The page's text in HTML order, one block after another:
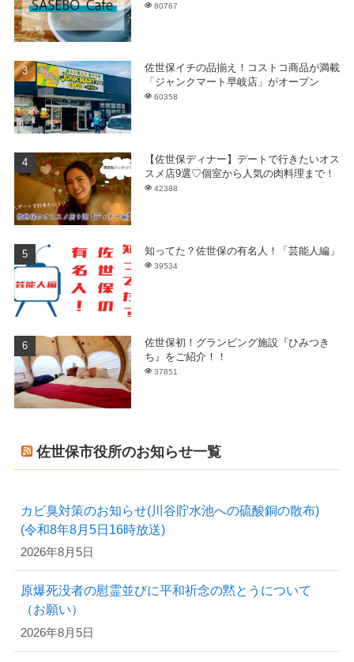
80767
佐世保イチの品揃え！コストコ商品が満載
「ジャンクマート早岐店」がオープン
60358
【佐世保ディナー】デートで行きたいオス
スメ店9選♡個室から人気の肉料理まで！
42388
知ってた？佐世保の有名人！「芸能人編」
39534
佐世保初！グランピング施設『ひみつき
ち』をご紹介！！
37851
佐世保市役所のお知らせ一覧
カビ臭対策のお知らせ(川谷貯水池への硫酸銅の散布)
(令和8年8月5日16時放送)
2026年8月5日
原爆死没者の慰霊並びに平和祈念の黙とうについて
（お願い）
2026年8月5日